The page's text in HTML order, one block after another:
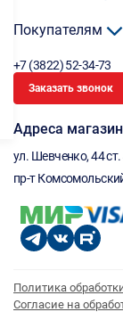
Покупателям
+7 (3822) 52-34-73
Заказать звонок
Адреса
ул. Шевченко, 44
пр-т
Политика
Согласие на